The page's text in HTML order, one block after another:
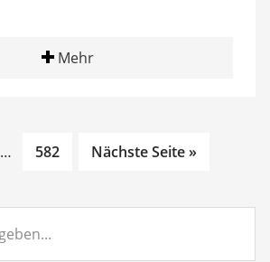
Mehr
Interim
…
Go
582 Nächste Seite »